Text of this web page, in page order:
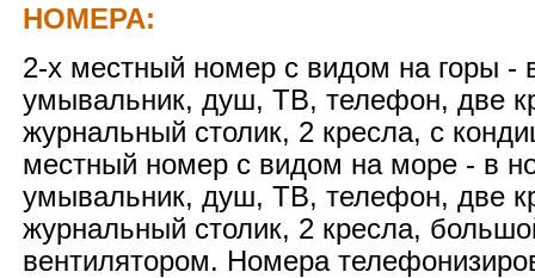
НОМЕРА:
2-х местный номер с видом на горы -
умывальник, душ, ТВ, телефон, две
журнальный столик, 2 кресла, с
местный номер с видом на море - в
умывальник, душ, ТВ, телефон, две
журнальный столик, 2 кресла,
вентилятором. Номера